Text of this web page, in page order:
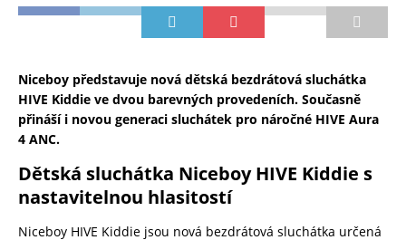
Niceboy představuje nová dětská bezdrátová sluchátka
HIVE Kiddie ve dvou barevných provedeních. Současně
přináší i novou generaci sluchátek pro náročné HIVE Aura
4 ANC.
Dětská sluchátka Niceboy HIVE Kiddie s
nastavitelnou hlasitostí
Niceboy HIVE Kiddie jsou nová bezdrátová sluchátka určená